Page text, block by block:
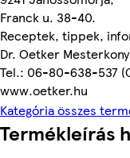
Franck u. 38-40.
Receptek, tippek,
Dr. Oetker
Tel.: 06-80-638-537
www.oetker.hu
Kategória összes
Termékleírás